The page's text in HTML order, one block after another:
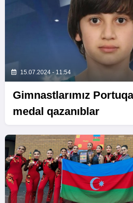
15.07.2024 - 11:54
Gimnastlarımız
medal qazanıblar